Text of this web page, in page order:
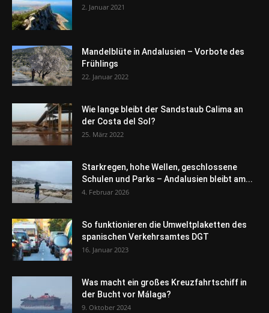
2. Januar 2021
Mandelblüte in Andalusien – Vorbote des
Frühlings
22. Januar 2022
Wie lange bleibt der Sandstaub Calima an
der Costa del Sol?
25. März 2022
Starkregen, hohe Wellen, geschlossene
Schulen und Parks – Andalusien bleibt am...
4. Februar 2026
So funktionieren die Umweltplaketten des
spanischen Verkehrsamtes DGT
16. Januar 2023
Was macht ein großes Kreuzfahrtschiff in
der Bucht vor Málaga?
9. Oktober 2024